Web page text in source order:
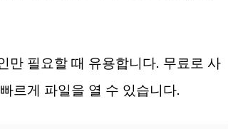
만 필요할 때 유용합니다. 무료로 사
르게 파일을 열 수 있습니다.